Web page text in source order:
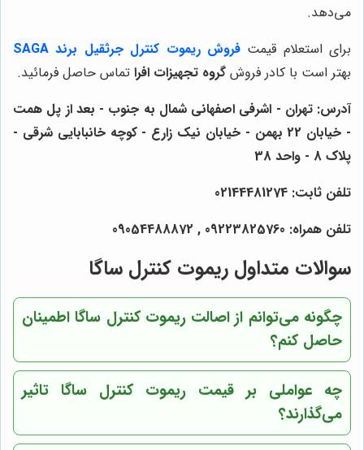
می‌دهد.
برای استعلام قیمتفروش ریموت کنترل جرثقیل برند SAGA
بهتر است با کادر فروش گروه تجهیزات افرا تماس حاصل فرمائید.
آدرس: تهران - اشرفی اصفهانی شمال به جنوب - بعد از پل همت
- خیابان 22 بهمن - خیابان نیک زارع - کوچه خانبابایی شرقی -
پلاک 8 - واحد 38
تلفن ثابت: 02144481274
تلفن همراه: 09223825760 , 09054488872
سوالات متداول ریموت کنترل ساگا
چگونه می‌توانم از اصالت ریموت کنترل ساگا اطمینان
حاصل کنم؟
چه عواملی بر قیمت ریموت کنترل ساگا تاثیر
می‌گذارند؟